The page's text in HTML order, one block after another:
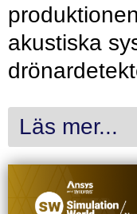
akustiska
Läs mer...